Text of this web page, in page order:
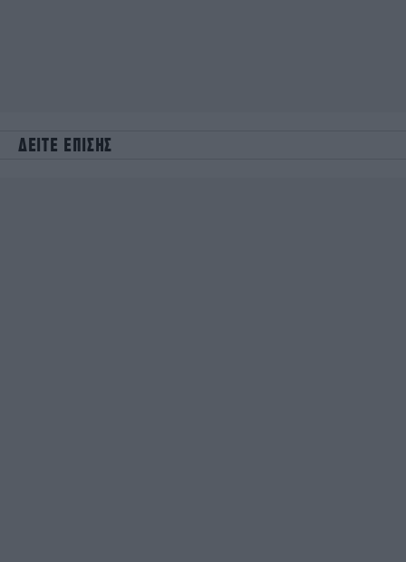
ΔΕΙΤΕ ΕΠΙΣΗΣ